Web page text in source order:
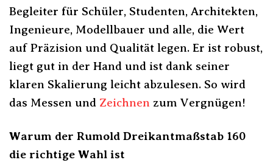
Begleiter für Schüler, Studenten, Architekten,
Ingenieure, Modellbauer und alle, die Wert
auf Präzision und Qualität legen. Er ist robust,
liegt gut in der Hand und ist dank seiner
klaren Skalierung leicht abzulesen. So wird
das Messen und Zeichnen zum Vergnügen!
Warum der Rumold Dreikantmaßstab 160
die richtige Wahl ist